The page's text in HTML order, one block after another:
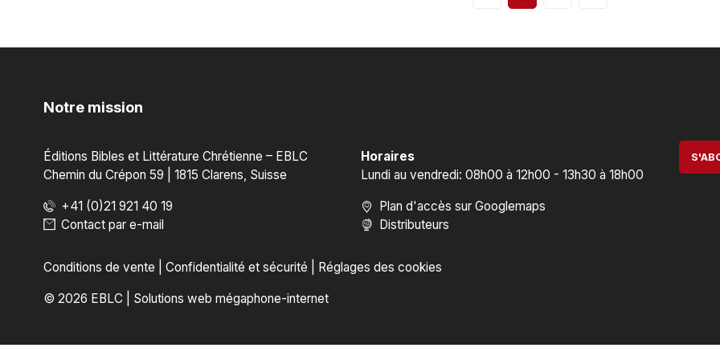
Notre mission
Éditions Bibles et Littérature Chrétienne – EBLC
Chemin du Crépon 59 | 1815 Clarens, Suisse
+41 (0)21 921 40 19
Contact par e-mail
Horaires
Lundi au vendredi: 08h00 à 12h00 - 13h30 à 18h00
Plan d'accès sur Googlemaps
Distributeurs
Conditions de vente Confidentialité et sécurité Réglages des cookies
© 2026 EBLC Solutions web mégaphone-internet